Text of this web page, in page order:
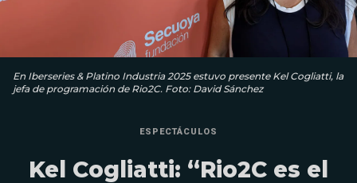
En Iberseries & Platino Industria 2025 estuvo presente Kel Cogliatti, la
jefa de programación de Rio2C. Foto: David Sánchez
ESPECTÁCULOS
Kel Cogliatti: “Rio2C es el